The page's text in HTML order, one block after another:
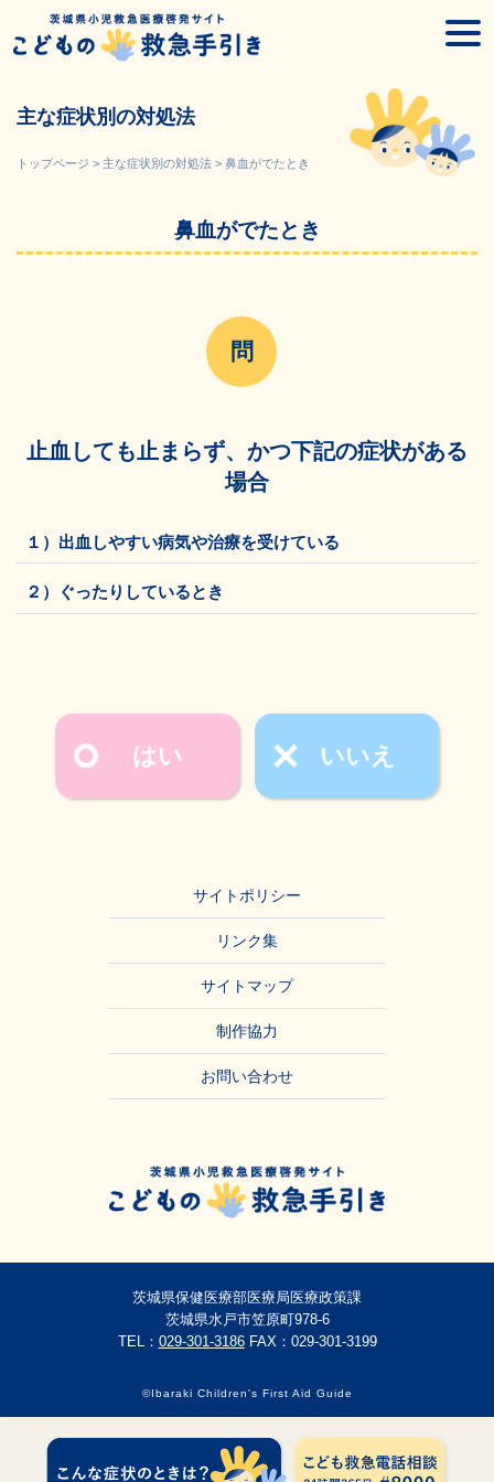
content
主な症状別の対処法
トップページ > 主な症状別の対処法 > 鼻血がでたとき
鼻血がでたとき
止血しても止まらず、かつ下記の症状がある
場合
１）出血しやすい病気や治療を受けている
２）ぐったりしているとき
はい いいえ
サイトポリシー
リンク集
サイトマップ
制作協力
お問い合わせ
茨城県保健医療部医療局医療政策課
茨城県水戸市笠原町978-6
TEL： 029-301-3186FAX：029-301-3199
©Ibaraki Children's First Aid Guide